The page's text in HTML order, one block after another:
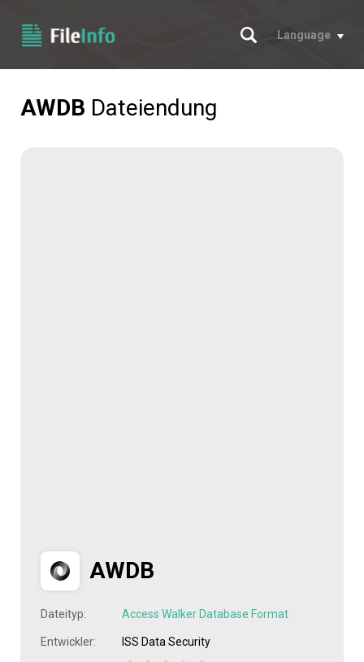
Suche
Language
AWDB Dateiendung
AWDB
Dateityp: Access Walker Database Format
Entwickler: ISS Data Security